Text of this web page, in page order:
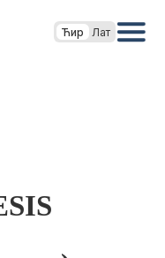
Ћир Лат